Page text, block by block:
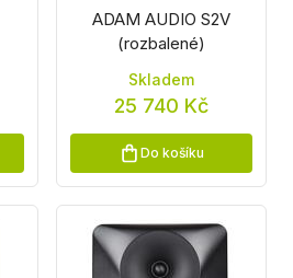
ADAM AUDIO S2V
(rozbalené)
Skladem
25 740 Kč
Do košíku